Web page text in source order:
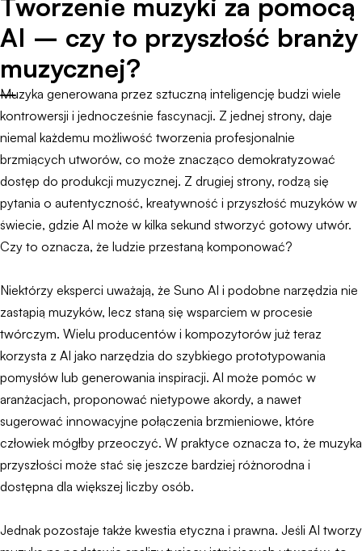
Tworzenie muzyki za pomocą
AI – czy to przyszłość branży
muzycznej?
Muzyka generowana przez sztuczną inteligencję budzi wiele
kontrowersji i jednocześnie fascynacji. Z jednej strony, daje
niemal każdemu możliwość tworzenia profesjonalnie
brzmiących utworów, co może znacząco demokratyzować
dostęp do produkcji muzycznej. Z drugiej strony, rodzą się
pytania o autentyczność, kreatywność i przyszłość muzyków w
świecie, gdzie AI może w kilka sekund stworzyć gotowy utwór.
Czy to oznacza, że ludzie przestaną komponować?
Niektórzy eksperci uważają, że Suno AI i podobne narzędzia nie
zastąpią muzyków, lecz staną się wsparciem w procesie
twórczym. Wielu producentów i kompozytorów już teraz
korzysta z AI jako narzędzia do szybkiego prototypowania
pomysłów lub generowania inspiracji. AI może pomóc w
aranżacjach, proponować nietypowe akordy, a nawet
sugerować innowacyjne połączenia brzmieniowe, które
człowiek mógłby przeoczyć. W praktyce oznacza to, że muzyka
przyszłości może stać się jeszcze bardziej różnorodna i
dostępna dla większej liczby osób.
Jednak pozostaje także kwestia etyczna i prawna. Jeśli AI tworzy